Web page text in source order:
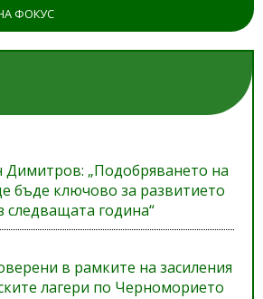
ФОКУС
„Подобряването на
бъде ключово за развитието
следващата година“
в рамките на засиления
лагери по Черноморието